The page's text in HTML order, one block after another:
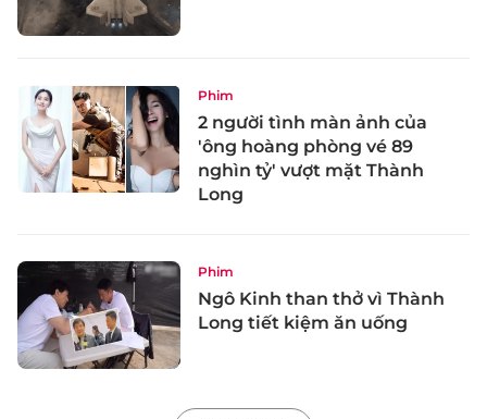
Phim
2 người tình màn ảnh của
'ông hoàng phòng vé 89
nghìn tỷ' vượt mặt Thành
Long
Phim
Ngô Kinh than thở vì Thành
Long tiết kiệm ăn uống